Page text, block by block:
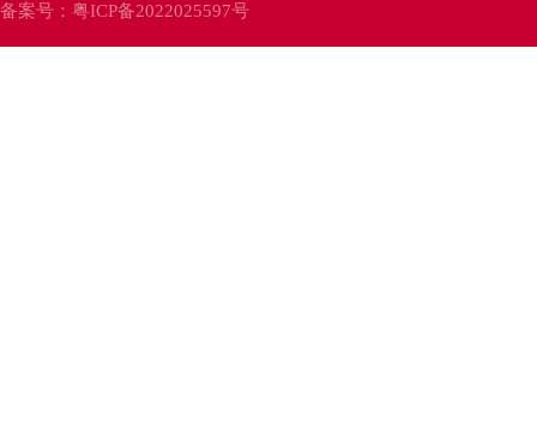
备案号： 粤ICP备2022025597号